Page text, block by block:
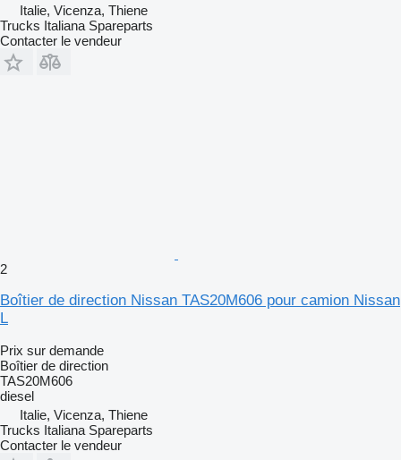
Italie, Vicenza, Thiene
Trucks Italiana Spareparts
Contacter le vendeur
2
Boîtier de direction Nissan TAS20M606 pour camion Nissan
L
Prix sur demande
Boîtier de direction
TAS20M606
diesel
Italie, Vicenza, Thiene
Trucks Italiana Spareparts
Contacter le vendeur